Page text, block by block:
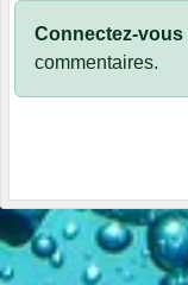
Connectez-vous
commentaires.